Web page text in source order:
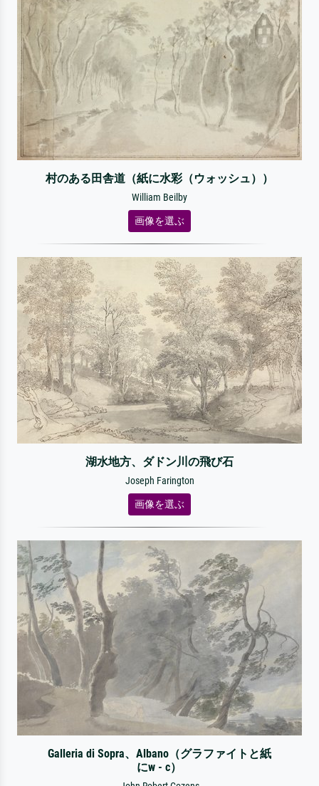
村のある田舎道（紙に水彩（ウォッシュ））
William Beilby
画像を選ぶ
湖水地方、ダドン川の飛び石
Joseph Farington
画像を選ぶ
Galleria di Sopra、Albano（グラファイトと紙
にw - c）